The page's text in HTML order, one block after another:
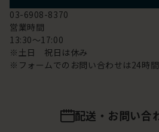
03-6908-8370
営業時間
13:30～17:00
※土日 祝日は休み
※フォームでのお問い合わせは24時間
配送・お問い合